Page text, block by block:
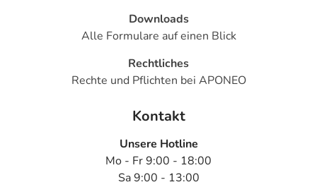
Downloads
Alle Formulare auf einen Blick
Rechtliches
Rechte und Pflichten bei APONEO
Kontakt
Unsere Hotline
Mo - Fr 9:00 - 18:00
Sa 9:00 - 13:00